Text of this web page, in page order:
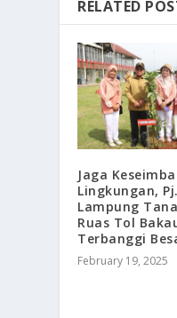
RELATED
Jaga
Lingkungan,
Lampung
Ruas Tol
Terbanggi
February 19, 2025